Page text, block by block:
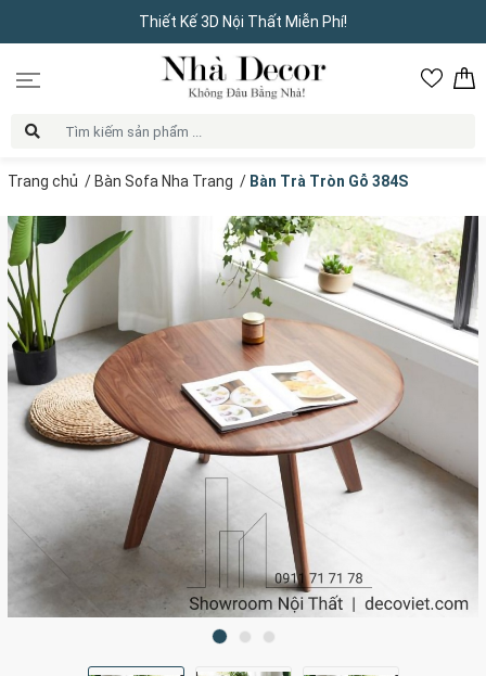
Thiết Kế 3D Nội Thất Miễn Phí!
Trang chủ / Bàn Sofa Nha Trang / Bàn Trà Tròn Gỗ 384S